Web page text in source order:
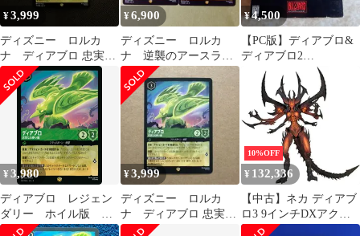
¥3,999
ディズニー ロルカ
ナ ディアブロ 忠実な
る使い魔 レジェンダ
リー ノーマル
¥6,900
ディズニー ロルカ
ナ 逆襲のアースラ
ディアブロ 忠実なる
使い魔 2枚
¥4,500
【PC版】ディアブロ&
ディアブロ2
DIABLODIABLOⅡ
¥3,980
ディアブロ レジェン
ダリー ホイル版 忠
実なる使い魔 ロルカ
¥3,999
ディズニー ロルカ
ナ ディアブロ 忠実な
る使い魔 レジェンダ
10%OFF
¥ 132,336
【中古】ネカ ディアブ
ロ3 9インチDXアクシ
ョンフィギュア ディア